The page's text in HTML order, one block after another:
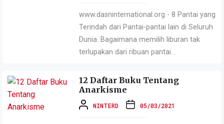
www.dasninternational.org - 8 Pantai yang
Terindah dari Pantai-pantai lain di Seluruh
Dunia. Bagaimana memilih liburan tak
terlupakan dari ribuan pantai...
12 Daftar Buku Tentang
Anarkisme
NINTERD 05/03/2021